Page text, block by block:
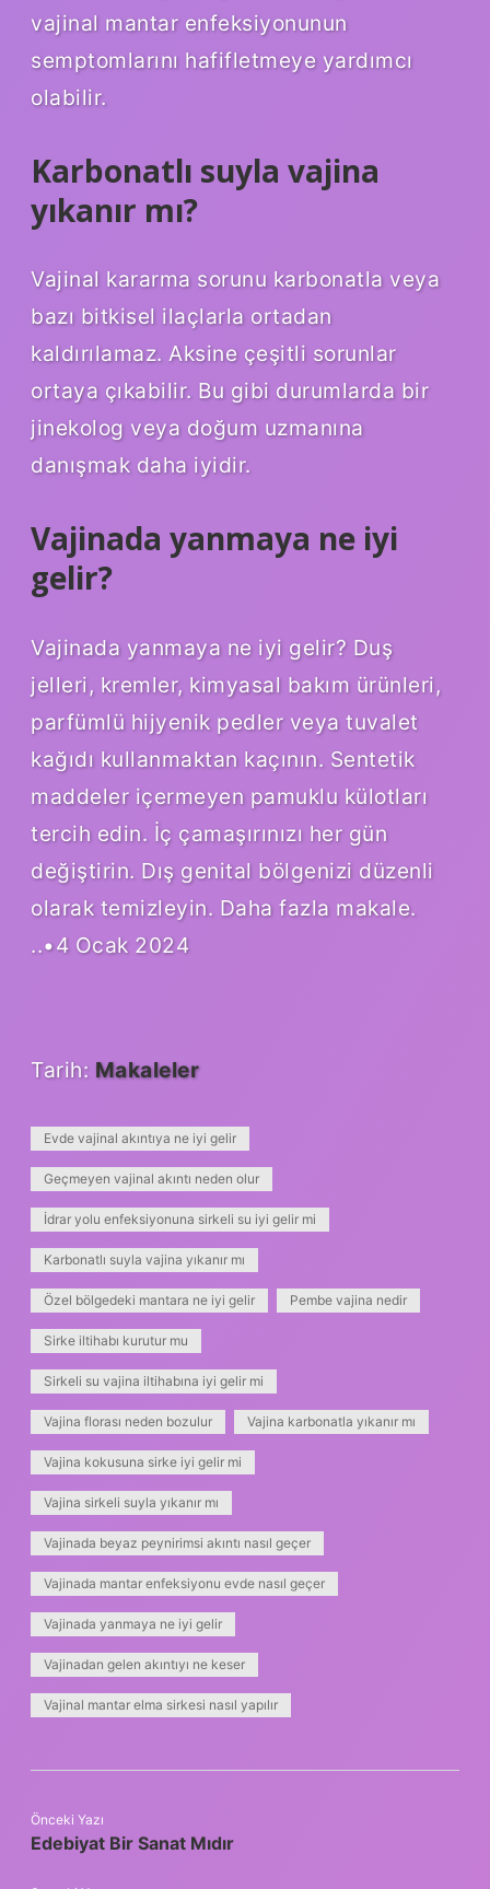
vajinal mantar enfeksiyonunun
semptomlarını hafifletmeye yardımcı
olabilir.
Karbonatlı suyla vajina
yıkanır mı?
Vajinal kararma sorunu karbonatla veya
bazı bitkisel ilaçlarla ortadan
kaldırılamaz. Aksine çeşitli sorunlar
ortaya çıkabilir. Bu gibi durumlarda bir
jinekolog veya doğum uzmanına
danışmak daha iyidir.
Vajinada yanmaya ne iyi
gelir?
Vajinada yanmaya ne iyi gelir? Duş
jelleri, kremler, kimyasal bakım ürünleri,
parfümlü hijyenik pedler veya tuvalet
kağıdı kullanmaktan kaçının. Sentetik
maddeler içermeyen pamuklu külotları
tercih edin. İç çamaşırınızı her gün
değiştirin. Dış genital bölgenizi düzenli
olarak temizleyin. Daha fazla makale.
..•4 Ocak 2024
Tarih: Makaleler
Evde vajinal akıntıya ne iyi gelir
Geçmeyen vajinal akıntı neden olur
İdrar yolu enfeksiyonuna sirkeli su iyi gelir mi
Karbonatlı suyla vajina yıkanır mı
Özel bölgedeki mantara ne iyi gelir Pembe vajina nedir
Sirke iltihabı kurutur mu
Sirkeli su vajina iltihabına iyi gelir mi
Vajina florası neden bozulur Vajina karbonatla yıkanır mı
Vajina kokusuna sirke iyi gelir mi
Vajina sirkeli suyla yıkanır mı
Vajinada beyaz peynirimsi akıntı nasıl geçer
Vajinada mantar enfeksiyonu evde nasıl geçer
Vajinada yanmaya ne iyi gelir
Vajinadan gelen akıntıyı ne keser
Vajinal mantar elma sirkesi nasıl yapılır
Önceki Yazı
Edebiyat Bir Sanat Mıdır